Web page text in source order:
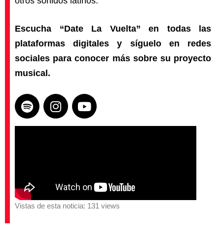
Escucha “Date La Vuelta” en todas las
plataformas digitales y síguelo en redes
sociales para conocer más sobre su proyecto
musical.
Vistas de esta noticia: 131 views